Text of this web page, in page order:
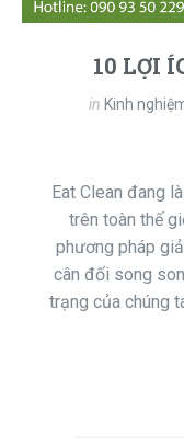
10 LỢI
in Kinh
Eat Clean đang
trên toàn thế
phương pháp
cân đối song
trạng của chúng